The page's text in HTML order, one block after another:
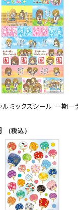
ルミックスシール 一期一
（税込）